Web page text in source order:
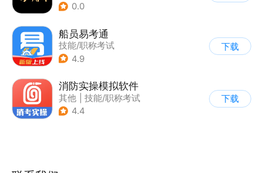
0.0
船员易考通
技能/职称考试
4.9
下载
消防实操模拟软件
其他
技能/职称考试
4.4
下载